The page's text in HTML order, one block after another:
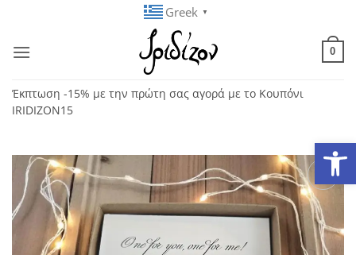
περιεχόμενο
Greek ▼
0
Έκπτωση -15% με την πρώτη σας αγορά με το Κουπόνι
IRIDIZON15
Add to
wishlist